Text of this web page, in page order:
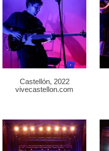
Castellón, 2022
vivecastellon.com